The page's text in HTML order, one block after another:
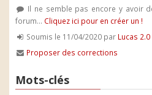
Il ne semble pas encore y avoir
forum... Cliquez ici pour en créer un !
Soumis le 11/04/2020 par Lucas 2.0
Proposer des corrections
Mots-clés